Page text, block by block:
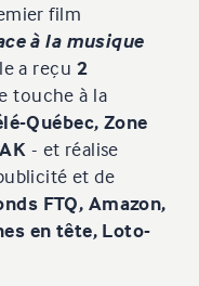
film
à la musique
a reçu 2
touche à la
Québec, Zone
- et réalise
et de
FTQ, Amazon,
en tête, Loto-